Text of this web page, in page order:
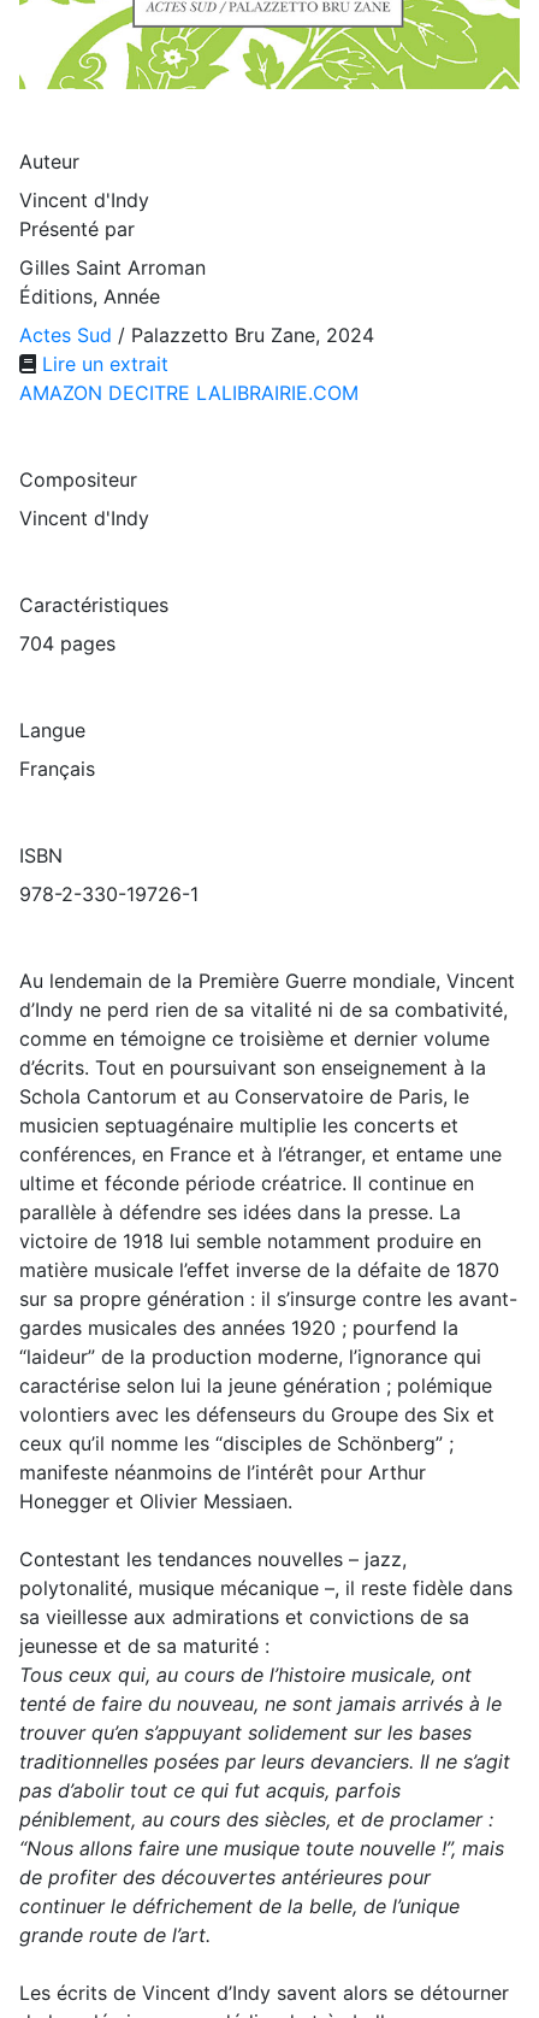
Auteur
Vincent d'Indy
Présenté par
Gilles Saint Arroman
Éditions, Année
Actes Sud / Palazzetto Bru Zane, 2024
Lire un extrait
AMAZON DECITRE LALIBRAIRIE.COM
Compositeur
Vincent d'Indy
Caractéristiques
704 pages
Langue
Français
ISBN
978-2-330-19726-1
Au lendemain de la Première Guerre mondiale, Vincent
d’Indy ne perd rien de sa vitalité ni de sa combativité,
comme en témoigne ce troisième et dernier volume
d’écrits. Tout en poursuivant son enseignement à la
Schola Cantorum et au Conservatoire de Paris, le
musicien septuagénaire multiplie les concerts et
conférences, en France et à l’étranger, et entame une
ultime et féconde période créatrice. Il continue en
parallèle à défendre ses idées dans la presse. La
victoire de 1918 lui semble notamment produire en
matière musicale l’effet inverse de la défaite de 1870
sur sa propre génération : il s’insurge contre les avant-
gardes musicales des années 1920 ; pourfend la
“laideur” de la production moderne, l’ignorance qui
caractérise selon lui la jeune génération ; polémique
volontiers avec les défenseurs du Groupe des Six et
ceux qu’il nomme les “disciples de Schönberg” ;
manifeste néanmoins de l’intérêt pour Arthur
Honegger et Olivier Messiaen.
Contestant les tendances nouvelles – jazz,
polytonalité, musique mécanique –, il reste fidèle dans
sa vieillesse aux admirations et convictions de sa
jeunesse et de sa maturité :
Tous ceux qui, au cours de l’histoire musicale, ont
tenté de faire du nouveau, ne sont jamais arrivés à le
trouver qu’en s’appuyant solidement sur les bases
traditionnelles posées par leurs devanciers. Il ne s’agit
pas d’abolir tout ce qui fut acquis, parfois
péniblement, au cours des siècles, et de proclamer :
“Nous allons faire une musique toute nouvelle !”, mais
de profiter des découvertes antérieures pour
continuer le défrichement de la belle, de l’unique
grande route de l’art.
Les écrits de Vincent d’Indy savent alors se détourner